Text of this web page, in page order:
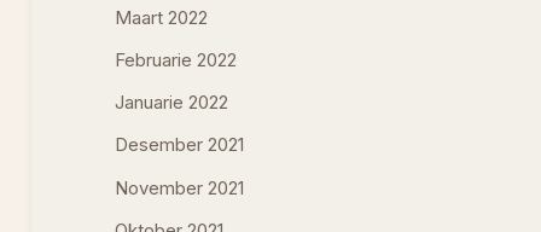
Maart 2022
Februarie 2022
Januarie 2022
Desember 2021
November 2021